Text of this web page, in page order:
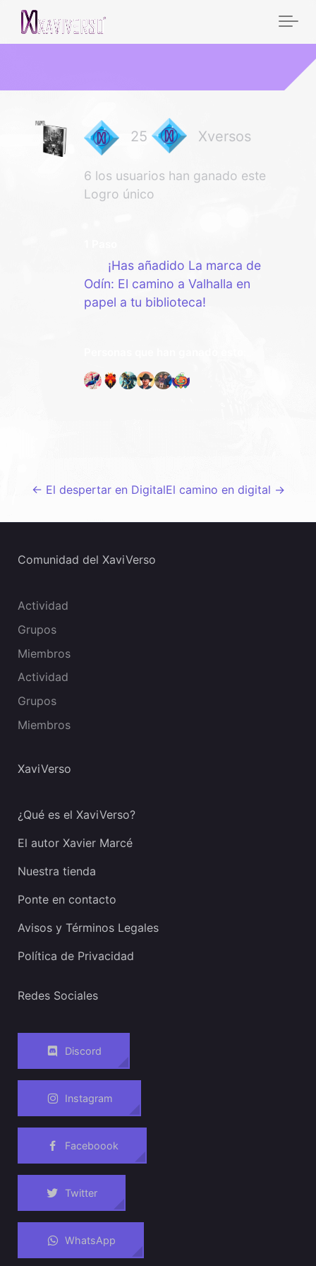
25 Xversos
6 los usuarios han ganado este
Logro único
¡Has añadido La marca de
Odín: El camino a Valhalla en
papel a tu biblioteca!
← El despertar en DigitalEl camino en digital →
Comunidad del XaviVerso
Actividad
Grupos
Miembros
Actividad
Grupos
Miembros
XaviVerso
¿Qué es el XaviVerso?
El autor Xavier Marcé
Nuestra tienda
Ponte en contacto
Avisos y Términos Legales
Política de Privacidad
Redes Sociales
Discord
Instagram
Faceboook
Twitter
WhatsApp